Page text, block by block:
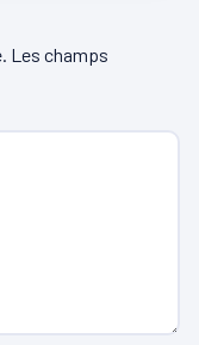
Les champs